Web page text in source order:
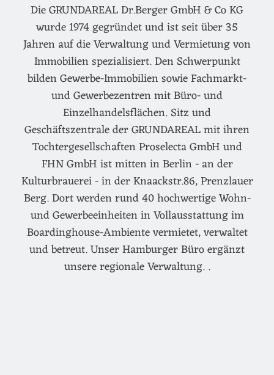
Die GRUNDAREAL Dr.Berger GmbH & Co KG
wurde 1974 gegründet und ist seit über 35
Jahren auf die Verwaltung und Vermietung von
Immobilien spezialisiert. Den Schwerpunkt
bilden Gewerbe-Immobilien sowie Fachmarkt-
und Gewerbezentren mit Büro- und
Einzelhandelsflächen. Sitz und
Geschäftszentrale der GRUNDAREAL mit ihren
Tochtergesellschaften Proselecta GmbH und
FHN GmbH ist mitten in Berlin - an der
Kulturbrauerei - in der Knaackstr.86, Prenzlauer
Berg. Dort werden rund 40 hochwertige Wohn-
und Gewerbeeinheiten in Vollausstattung im
Boardinghouse-Ambiente vermietet, verwaltet
und betreut. Unser Hamburger Büro ergänzt
unsere regionale Verwaltung. .